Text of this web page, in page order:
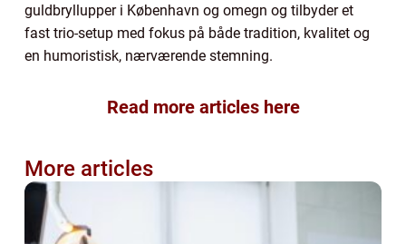
guldbryllupper i København og omegn og tilbyder et
fast trio-setup med fokus på både tradition, kvalitet og
en humoristisk, nærværende stemning.
Read more articles here
More articles